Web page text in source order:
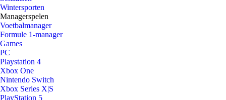
Wintersporten
Managerspelen
Voetbalmanager
Formule 1-manager
Games
PC
Playstation 4
Xbox One
Nintendo Switch
Xbox Series X|S
PlayStation 5